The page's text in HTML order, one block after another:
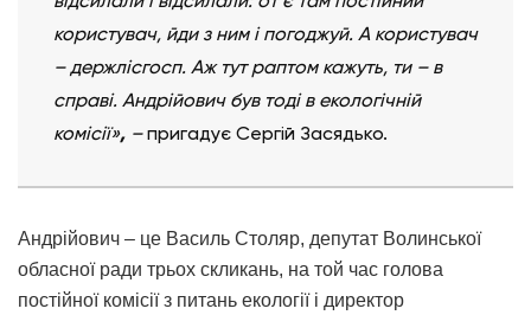
користувач, йди з ним і погоджуй. А користувач
– держлісгосп. Аж тут раптом кажуть, ти – в
справі. Андрійович був тоді в екологічній
комісії», –пригадує Сергій Засядько.
Андрійович – це Василь Столяр, депутат Волинської
обласної ради трьох скликань, на той час голова
постійної комісії з питань екології і директор